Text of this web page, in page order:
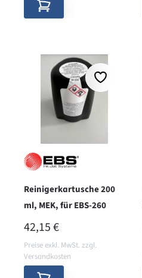
Reinigerkartusche 200
ml, MEK, für EBS-260
REGULÄRER PREIS:
42,15 €
Preise exkl. MwSt. zzgl.
Versandkosten